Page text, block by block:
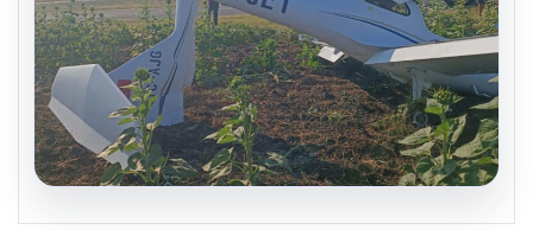
06.08.2026